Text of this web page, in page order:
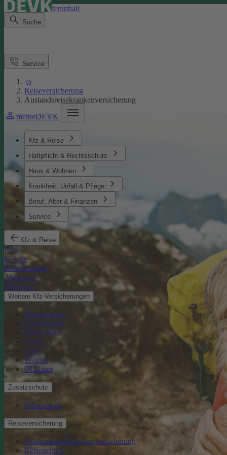
Direkt zum Seiteninhalt
Suche
meineDEVK
Kfz & Reise
Haftpflicht & Rechtsschutz
Haus & Wohnen
Krankheit, Unfall & Pflege
Beruf, Alter & Finanzen
Service
Kfz & Reise
Pkw
E-Auto
Kleinkraftrad
Anhänger
Motorrad
Weitere Kfz-Versicherungen
Wohnwagen
Lieferwagen
Wohnmobil
Quad
Trike
Traktor
Oldtimer
Zusatzschutz
Schutzbrief
Reiseversicherung
Auslandsreisekrankenversicherung
Reisegepäck
Service
Reiseversicherung
Auslandsreisekrankenversicherung